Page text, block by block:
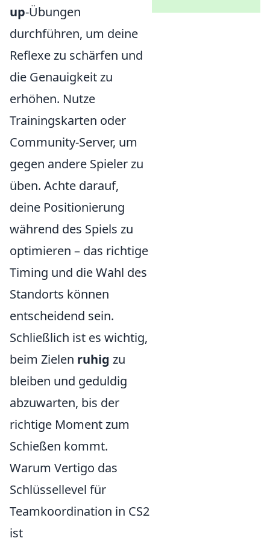
up-Übungen
durchführen, um deine
Reflexe zu schärfen und
die Genauigkeit zu
erhöhen. Nutze
Trainingskarten oder
Community-Server, um
gegen andere Spieler zu
üben. Achte darauf,
deine Positionierung
während des Spiels zu
optimieren – das richtige
Timing und die Wahl des
Standorts können
entscheidend sein.
Schließlich ist es wichtig,
beim Zielen ruhig zu
bleiben und geduldig
abzuwarten, bis der
richtige Moment zum
Schießen kommt.
Warum Vertigo das
Schlüssellevel für
Teamkoordination in CS2
ist